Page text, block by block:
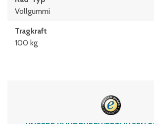
Vollgummi
Tragkraft
100 kg